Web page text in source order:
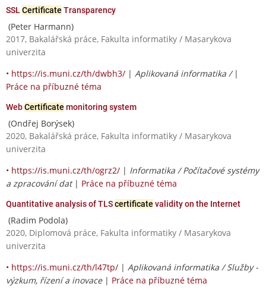
SSLCertificate Transparency
(Peter Harmann)
2017, Bakalářská práce, Fakulta informatiky / Masarykova
univerzita
• https://is.muni.cz/th/dwbh3/ | Aplikovaná informatika / |
Práce na příbuzné téma
WebCertificate monitoring system
(Ondřej Borýsek)
2020, Bakalářská práce, Fakulta informatiky / Masarykova
univerzita
• https://is.muni.cz/th/ogrz2/ | Informatika / Počítačové systémy
a zpracování dat| Práce na příbuzné téma
Quantitative analysis of TLScertificate validity on the Internet
(Radim Podola)
2020, Diplomová práce, Fakulta informatiky / Masarykova
univerzita
• https://is.muni.cz/th/l47tp/ | Aplikovaná informatika / Služby -
výzkum, řízení a inovace| Práce na příbuzné téma